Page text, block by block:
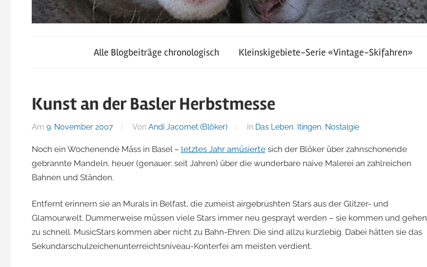
JacoBlök
der
Blog
von
Andi
Jacomet
skigebiete.ch
Alle Blogbeiträge chronologisch Kleinskigebiete-Serie «Vintage-Skifahren»
Kunst an der Basler Herbstmesse
Am 9. November 2007 Von Andi Jacomet (Blöker) In Das Leben, Itingen, Nostalgie
Noch ein Wochenende Mäss in Basel – letztes Jahr amüsiertesich der Blöker über zahnschonende
gebrannte Mandeln, heuer (genauer: seit Jahren) über die wunderbare naive Malerei an zahlreichen
Bahnen und Ständen.
Entfernt erinnern sie an Murals in Belfast, die zumeist airgebrushten Stars aus der Glitzer- und
Glamourwelt. Dummerweise müssen viele Stars immer neu gesprayt werden – sie kommen und gehen
zu schnell. MusicStars kommen aber nicht zu Bahn-Ehren: Die sind allzu kurzlebig. Dabei hätten sie das
Sekundarschulzeichenunterreichtsniveau-Konterfei am meisten verdient.